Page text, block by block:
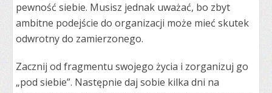
pewność siebie. Musisz jednak uważać, bo zbyt
ambitne podejście do organizacji może mieć skutek
odwrotny do zamierzonego.
Zacznij od fragmentu swojego życia i zorganizuj go
„pod siebie”. Następnie daj sobie kilka dni na